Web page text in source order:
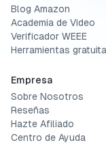
Blog Amazon
Academia de Video
Verificador WEEE
Herramientas
Empresa
Sobre Nosotros
Reseñas
Hazte Afiliado
Centro de Ayuda